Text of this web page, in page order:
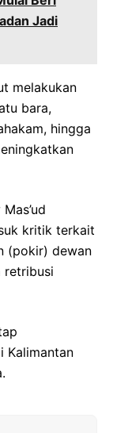
Jadi
melakukan
bara,
hingga
kritik terkait
(pokir) dewan
retribusi
Kalimantan